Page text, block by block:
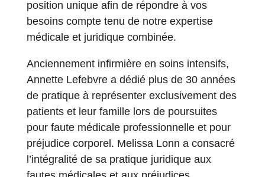
position unique afin de répondre à vos
besoins compte tenu de notre expertise
médicale et juridique combinée.
Anciennement infirmière en soins intensifs,
Annette Lefebvre a dédié plus de 30 années
de pratique à représenter exclusivement des
patients et leur famille lors de poursuites
pour faute médicale professionnelle et pour
préjudice corporel. Melissa Lonn a consacré
l’intégralité de sa pratique juridique aux